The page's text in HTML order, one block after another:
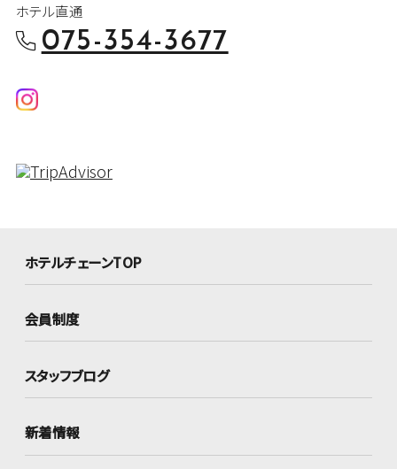
ホテル直通
075-354-3677
ホテルチェーンTOP
会員制度
スタッフブログ
新着情報